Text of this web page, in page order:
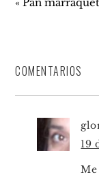
« Pan
COMENTARIOS
19